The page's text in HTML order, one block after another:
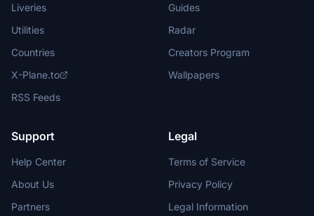
Liveries
Utilities
Countries
X-Plane.to
RSS Feeds
Guides
Radar
Creators Program
Wallpapers
Support
Help Center
About Us
Partners
Legal
Terms of Service
Privacy Policy
Legal Information